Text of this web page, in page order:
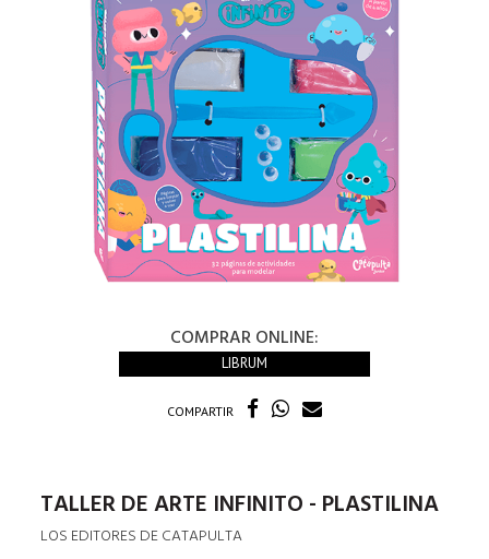
COMPRAR ONLINE:
LIBRUM
COMPARTIR
TALLER DE ARTE INFINITO - PLASTILINA
LOS EDITORES DE CATAPULTA